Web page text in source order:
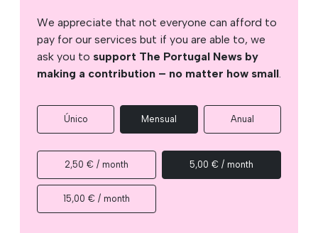
We appreciate that not everyone can afford to
pay for our services but if you are able to, we
ask you to support The Portugal News by
making a contribution – no matter how small.
Único Mensual Anual
2,50 € / month 5,00 € / month
15,00 € / month